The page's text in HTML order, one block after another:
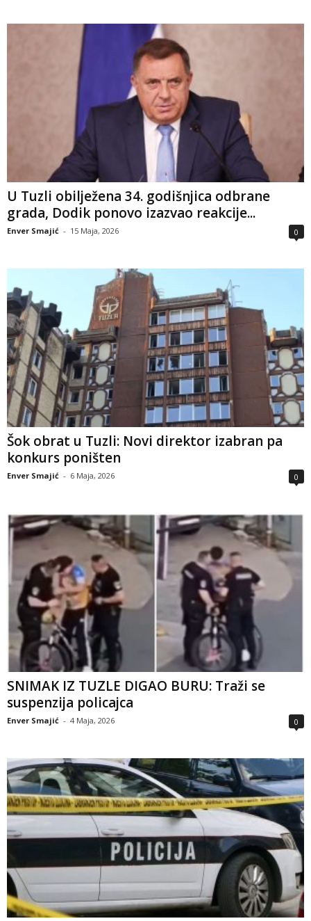
U Tuzli obilježena 34. godišnjica odbrane
grada, Dodik ponovo izazvao reakcije...
Enver Smajić - 15 Maja, 2026 0
Šok obrat u Tuzli: Novi direktor izabran pa
konkurs poništen
Enver Smajić - 6 Maja, 2026 0
SNIMAK IZ TUZLE DIGAO BURU: Traži se
suspenzija policajca
Enver Smajić - 4 Maja, 2026 0